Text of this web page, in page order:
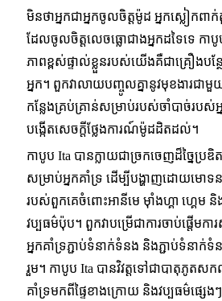
មិនថាអ្នកជាអ្នកចូលចិត្តម៉ូដ អ្នកស្លៀកពាក់
ដែលចូលចិត្តលេចធ្លោជាងអ្នកដទៃទេ ក
ភាពខ្ពស់ផ្ទាល់ខ្លួនរបស់យើងគឺជាគ្រឿងបន្
អ្នក។ ពួកវាលាយបញ្ចូលគ្នានូវមុខងារជា
កន្លែងគ្រប់គ្រាន់សម្រាប់របស់ចាំបាច់រប
បង្កើតសេចក្តីថ្លែងការណ៍ម៉ូដដិតដល់។
កាបូប Ita បានក្លាយជាច្រកចេញដ៏ច្នៃប្រ
សម្រាប់អ្នកគាំទ្រ ដើម្បីបង្ហាញដោយមោ
របស់ពួកគេចំពោះអានីមេ ម៉ាំងហ្គា ហ្គេម
វប្បធម៌ប៉ុប។ ពួកវាបម្រើជាការចាប់ផ្តើមក
អ្នកគាំទ្រភ្ជាប់ទំនាក់ទំនង និងភ្ជាប់ទំនា
រួម។ កាបូប Ita បានវិវត្តទៅជាបាតុភូត
គាំទ្រមកពីផ្ទៃខាងក្រោយ និងវប្បធម៌ផ្សេងៗ